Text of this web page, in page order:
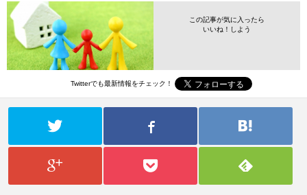
この記事が気に入ったら
いいね！しよう
Twitterでも最新情報をチェック！